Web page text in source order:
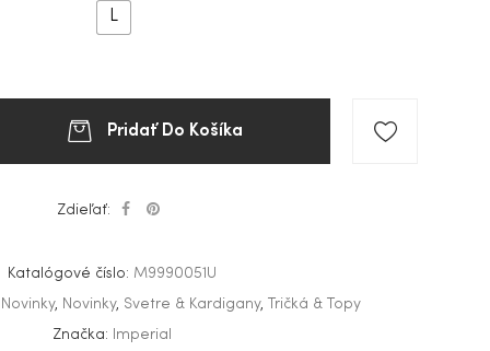
L
Pridať Do Košíka
Zdieľať:
Katalógové číslo: M9990051U
Novinky, Novinky, Svetre & Kardigany, Tričká & Topy
Značka:
Imperial